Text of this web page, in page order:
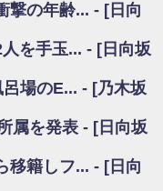
グリで喧嘩！？山下瞳月、
ゆーづのせいです」【ラヴ
46のニュース・情報・話題
『Make or Break』オフィ
、何かあるのか！？『お願
卒業生、めちゃくちゃテレ
撃の年齢... - [日向
を手玉... - [日向坂
場のE... - [乃木坂
属を発表 - [日向坂
移籍しフ... - [日向